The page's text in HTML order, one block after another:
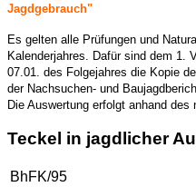
Jagdgebrauch"
Es gelten alle Prüfungen und
Kalenderjahres. Dafür sind dem 1.
07.01. des Folgejahres die Kopie
der Nachsuchen- und
Die Auswertung erfolgt anhand
Teckel in jagdlicher
BhFK/95